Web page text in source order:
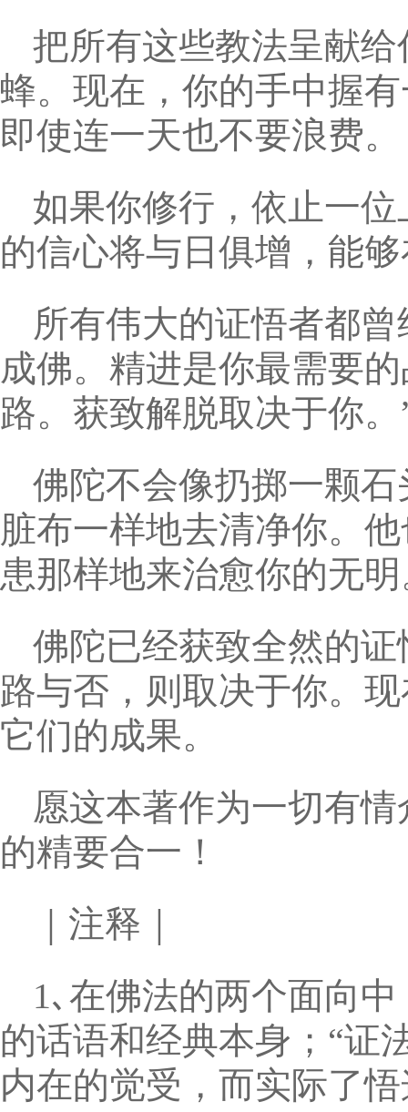
把所有这些教法呈献
蜂。现在，你的手中握
即使连一天也不要浪费。
如果你修行，依止一
的信心将与日俱增，能
所有伟大的证悟者都
成佛。精进是你最需要
路。获致解脱取决于你。
佛陀不会像扔掷一颗
脏布一样地去清净你。
患那样地来治愈你的无
佛陀已经获致全然的
路与否，则取决于你。
它们的成果。
愿这本著作为一切有
的精要合一！
｜注释｜
1､在佛法的两个面向中
的话语和经典本身；“证
内在的觉受，而实际了